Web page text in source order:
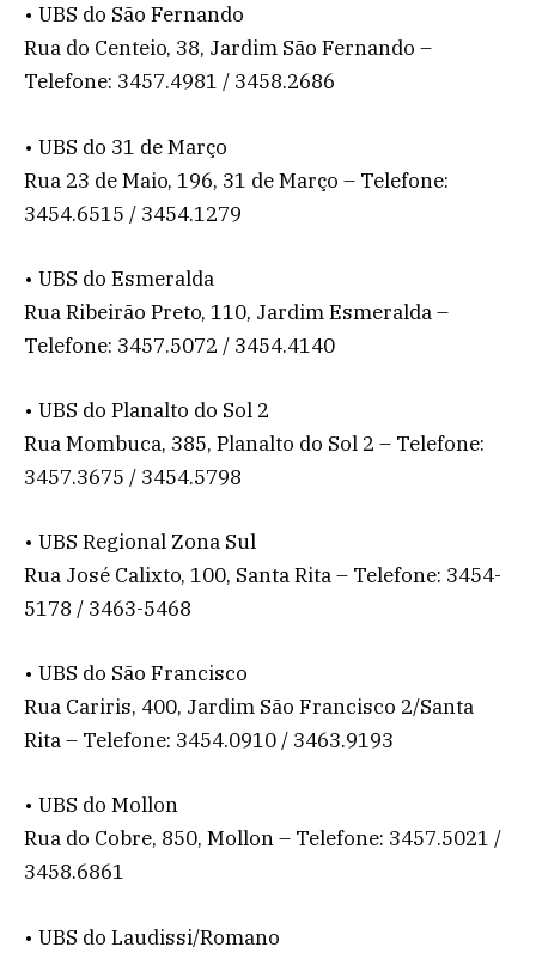
• UBS do São Fernando
Rua do Centeio, 38, Jardim São Fernando –
Telefone: 3457.4981 / 3458.2686
• UBS do 31 de Março
Rua 23 de Maio, 196, 31 de Março – Telefone:
3454.6515 / 3454.1279
• UBS do Esmeralda
Rua Ribeirão Preto, 110, Jardim Esmeralda –
Telefone: 3457.5072 / 3454.4140
• UBS do Planalto do Sol 2
Rua Mombuca, 385, Planalto do Sol 2 – Telefone:
3457.3675 / 3454.5798
• UBS Regional Zona Sul
Rua José Calixto, 100, Santa Rita – Telefone: 3454-
5178 / 3463-5468
• UBS do São Francisco
Rua Cariris, 400, Jardim São Francisco 2/Santa
Rita – Telefone: 3454.0910 / 3463.9193
• UBS do Mollon
Rua do Cobre, 850, Mollon – Telefone: 3457.5021 /
3458.6861
• UBS do Laudissi/Romano